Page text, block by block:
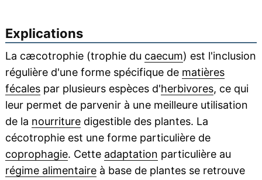
Explications
La cæcotrophie (trophie du caecum) est l'inclusion
régulière d'une forme spécifique de matières
fécalespar plusieurs espèces d'herbivores, ce qui
leur permet de parvenir à une meilleure utilisation
de la nourrituredigestible des plantes. La
cécotrophie est une forme particulière de
coprophagie. Cette adaptation particulière au
régime alimentaireà base de plantes se retrouve